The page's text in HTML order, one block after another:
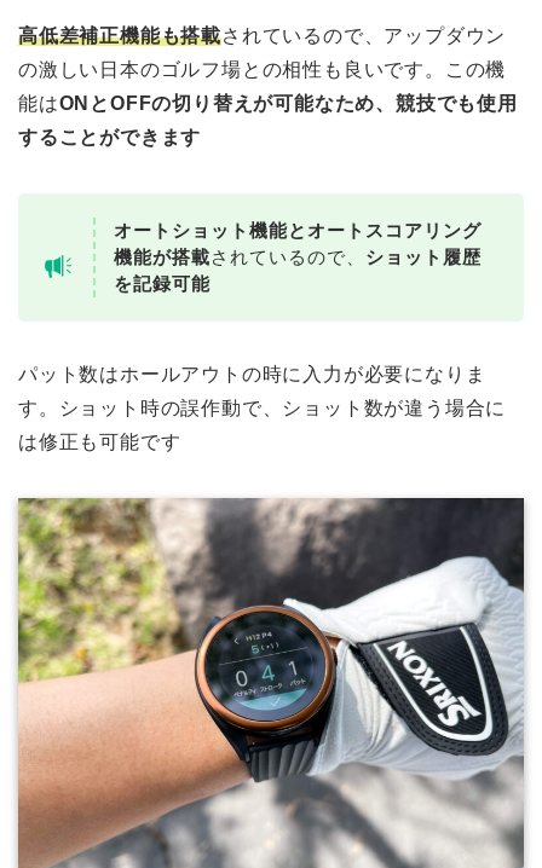
高低差補正機能も搭載されているので、アップダウン
の激しい日本のゴルフ場との相性も良いです。この機
能はONとOFFの切り替えが可能なため、競技でも使用
することができます
オートショット機能とオートスコアリング
機能が搭載されているので、 ショット履歴
を記録可能
パット数はホールアウトの時に入力が必要になりま
す。ショット時の誤作動で、ショット数が違う場合に
は修正も可能です